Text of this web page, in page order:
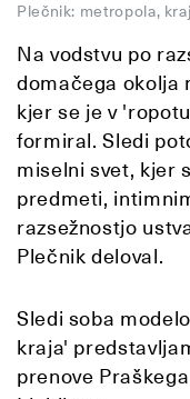
Plečnik: metropola,
Na vodstvu po
domačega okolja
kjer se je v
formiral. Sledi
miselni svet, kjer
predmeti,
razsežnostjo
Plečnik deloval.
Sledi soba
kraja'
prenove